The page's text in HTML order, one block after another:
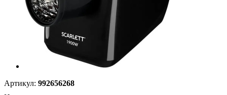
Артикул: 992656268